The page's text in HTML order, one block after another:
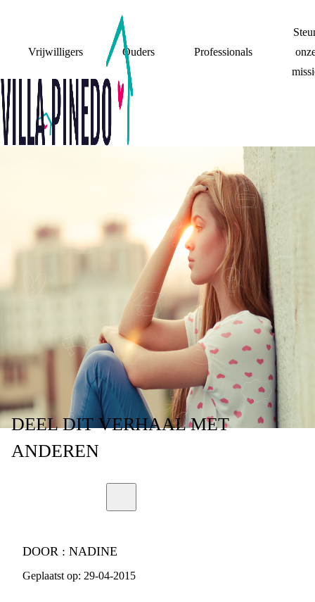
Vrijwilligers Ouders Professionals
HUILEND
AFSTUDEREN
DEELDIT VERHAALMET
ANDEREN
DOOR : NADINE
Geplaatst op: 29-04-2015